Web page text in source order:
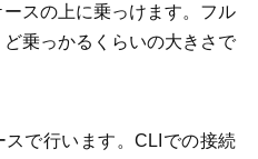
スの上に乗っけます。フル
乗っかるくらいの大きさで
で行います。CLIでの接続